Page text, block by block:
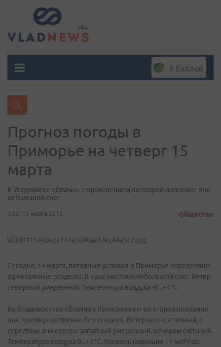
0 баллов
Прогноз погоды в
Приморье на четверг 15
марта
В Уссурийске облачно, с прояснением во второй половине дня,
небольшой снег
3:02, 15 марта 2012 Общество
Сегодня, 14 марта, погодные условия в Приморье определяют
фронтальные разделы. В крае местами небольшой снег. Ветер
северный умеренный. Температура воздуха -8...+4°C.
Во Владивостоке облачно с прояснением во второй половине
дня, преимущественно без осадков. Ветер юго-восточный, с
середины дня северо-западный умеренный, вечером сильный.
Температура воздуха 0...+2°C. Уровень радиации 11 мкР/час.